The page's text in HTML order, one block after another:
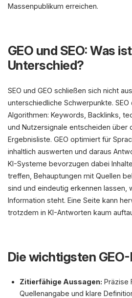
Massenpublikum erreichen.
GEO und SEO: Was
Unterschied?
SEO und GEO schließen sich nicht
unterschiedliche Schwerpunkte.
Algorithmen: Keywords, Backlinks,
und Nutzersignale entscheiden über
Ergebnisliste. GEO optimiert für
inhaltlich auswerten und daraus
KI-Systeme bevorzugen dabei
treffen, Behauptungen mit Quellen
sind und eindeutig erkennen lassen,
Information steht. Eine Seite kann
trotzdem in KI-Antworten kaum
Die wichtigsten
Zitierfähige Aussagen: Präzise
Quellenangabe und klare